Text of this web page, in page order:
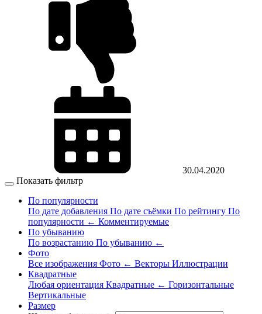
30.04.2020
Показать фильтр
По популярности
По дате добавления По дате съёмки По рейтингу По
популярности ← Комментируемые
По убыванию
По возрастанию По убыванию ←
Фото
Все изображения Фото ← Векторы Иллюстрации
Квадратные
Любая ориентация Квадратные ← Горизонтальные
Вертикальные
Размер